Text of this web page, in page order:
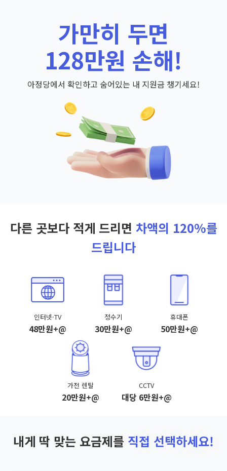
가만히 두면
128만원 손해!
아정당에서 확인하고 숨어있는 내 지원금 챙기세요!
다른 곳보다 적게 드리면 차액의 120%를
드립니다
인터넷·TV
48만원+@
정수기
30만원+@
휴대폰
50만원+@
가전 렌탈
20만원+@
CCTV
대당 6만원+@
내게 딱 맞는 요금제를 직접 선택하세요!